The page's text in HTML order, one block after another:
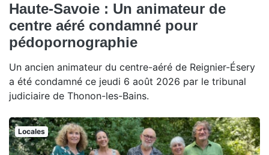
Haute-Savoie : Un animateur de
centre aéré condamné pour
pédopornographie
Un ancien animateur du centre-aéré de Reignier-Ésery
a été condamné ce jeudi 6 août 2026 par le tribunal
judiciaire de Thonon-les-Bains.
Locales